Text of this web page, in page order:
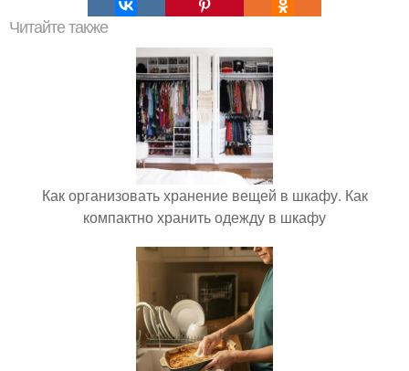
Читайте также
Как организовать хранение вещей в шкафу. Как
компактно хранить одежду в шкафу